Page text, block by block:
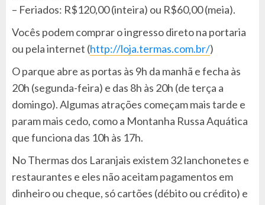
– Feriados: R$120,00 (inteira) ou R$60,00 (meia).
Vocês podem comprar o ingresso direto na portaria
ou pela internet (http://loja.termas.com.br/)
O parque abre as portas às 9h da manhã e fecha às
20h (segunda-feira) e das 8h às 20h (de terça a
domingo). Algumas atrações começam mais tarde e
param mais cedo, como a Montanha Russa Aquática
que funciona das 10h às 17h.
No Thermas dos Laranjais existem 32 lanchonetes e
restaurantes e eles não aceitam pagamentos em
dinheiro ou cheque, só cartões (débito ou crédito) e